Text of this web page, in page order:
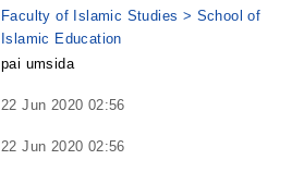
Faculty of Islamic Studies > School of
Islamic Education
pai umsida
22 Jun 2020 02:56
22 Jun 2020 02:56